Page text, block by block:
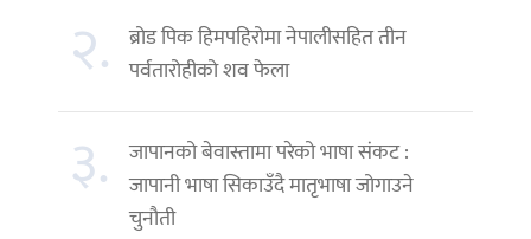
२. ब्रोड पिक हिमपहिरोमा नेपालीसहित तीन
पर्वतारोहीको शव फेला
३.
जापानको बेवास्तामा परेको भाषा संकट :
जापानी भाषा सिकाउँदै मातृभाषा जोगाउने
चुनौती